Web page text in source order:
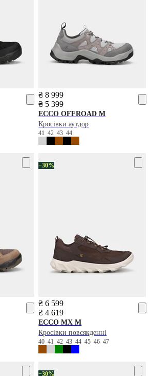
₴ 8 999
₴ 5 399
ECCO OFFROAD M
Кросівки аутдор
41424344
−30%
₴ 6 599
₴ 4 619
ECCO MX M
Кросівки повсякденні
4041424344454647
−30%